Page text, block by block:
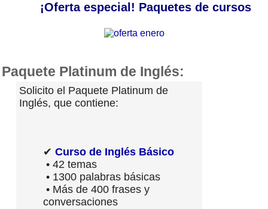
¡Oferta especial! Paquetes de cursos
Paquete Platinum de Inglés:
Solicito el Paquete Platinum de
Inglés, que contiene:
✔ Curso de Inglés Básico
• 42 temas
• 1300 palabras básicas
• Más de 400 frases y
conversaciones